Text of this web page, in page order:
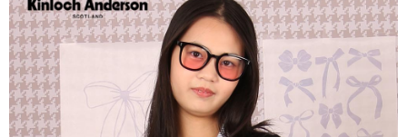
運送方式
付款後全家取貨
每筆NT$60，滿NT$1,000(含以上)免運費
付款後7-11取貨
每筆NT$60，滿NT$1,000(含以上)免運費